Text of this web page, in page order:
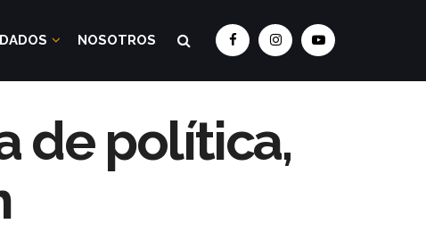
NOSOTROS
de política,